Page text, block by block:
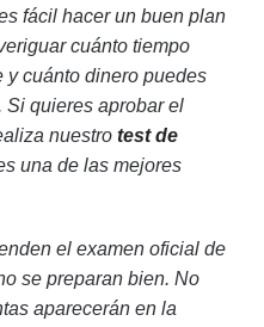
fácil hacer un buen plan
cuánto tiempo
y cuánto dinero puedes
Si quieres aprobar el
nuestro test de
una de las mejores
el examen oficial de
se preparan bien. No
aparecerán en la